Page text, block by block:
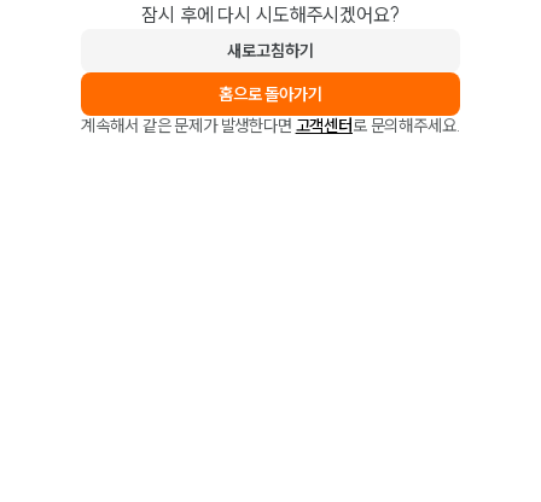
잠시 후에 다시 시도해주시겠어요?
새로고침하기
홈으로 돌아가기
계속해서 같은 문제가 발생한다면 고객센터로 문의해주세요.